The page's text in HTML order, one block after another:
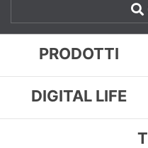
PRODOTTI
DIGITAL LIFE